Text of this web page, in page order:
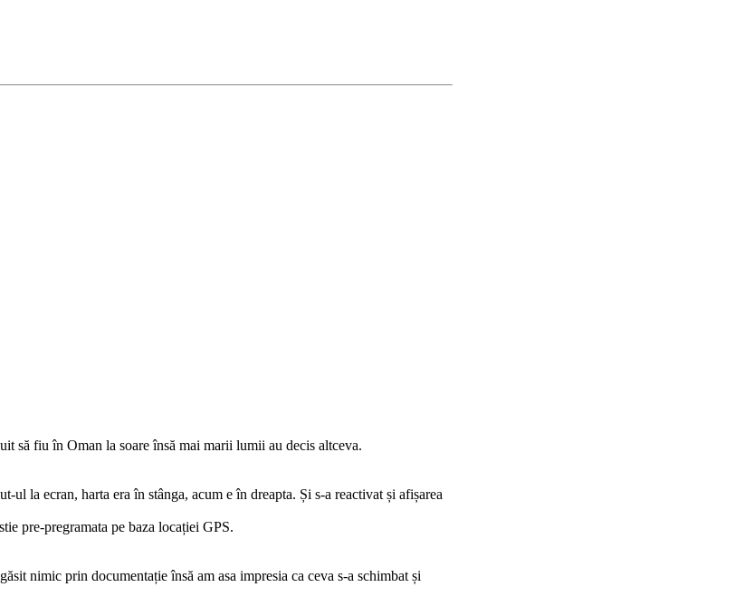
să fiu în Oman la soare însă mai marii lumii au decis altceva.
la ecran, harta era în stânga, acum e în dreapta. Și s-a reactivat și afișarea
pre-pregramata pe baza locației GPS.
nimic prin documentație însă am asa impresia ca ceva s-a schimbat și